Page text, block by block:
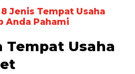
8 Jenis Tempat Usaha
Anda Pahami
Tempat Usaha